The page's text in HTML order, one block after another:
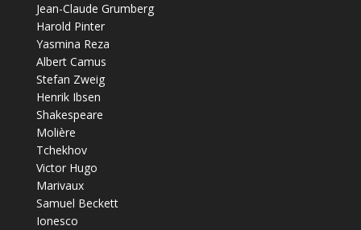
Jean-Claude Grumberg
Harold Pinter
Yasmina Reza
Albert Camus
Stefan Zweig
Henrik Ibsen
Shakespeare
Molière
Tchekhov
Victor Hugo
Marivaux
Samuel Beckett
Ionesco